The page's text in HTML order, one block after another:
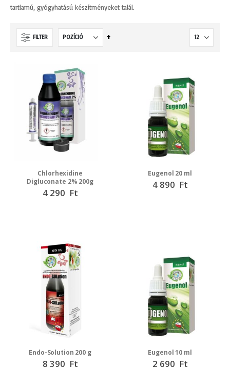
tartlamú, gyógyhatású készítményeket talál.
FILTER
Csökkenő
Chlorhexidine
Digluconate 2% 200g
4 290 Ft
Eugenol 20 ml
4 890 Ft
Endo-Solution 200 g
8 390 Ft
Eugenol 10 ml
2 690 Ft